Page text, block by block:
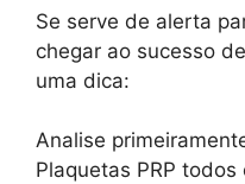
Se serve de alerta
chegar ao sucesso
uma dica:
Analise
Plaquetas PRP